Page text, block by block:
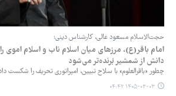
حجت‌الاسلام مسعود عالی، کارشناس دینی:
امام باقر(ع)، مرزهای میان اسلام ناب و اسلام اموی
دانش از شمشیر بُرنده‌تر می‌شود
چطور «باقرالعلوم» با سلاح تبیین، امپراتوری تحریف را شکست
۱۴۰۵-۰۳-۰۳ ۰۴:۴۲